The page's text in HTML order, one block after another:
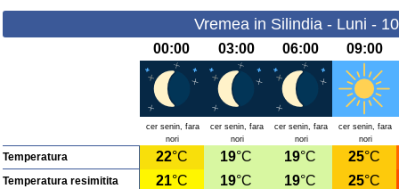
Vremea in Silindia - Luni -
00:00 03:00 06:00 09:00
cer senin, fara
nori
cer senin, fara
nori
cer senin, fara
nori
cer senin, fara
nori
Temperatura 22°C 19°C 19°C 25°C
Temperatura resimitita 21°C 19°C 19°C 25°C